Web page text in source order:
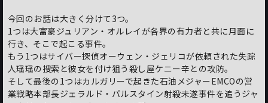
今回のお話は大きく分けて3つ。
1つは大富豪ジュリアン・オルレイが各界の有力者と共に月面に
行き、そこで起こる事件。
もう1つはサイバー探偵オーウェン・ジェリコが依頼された失踪
人瑶瑶の捜索と彼女を付け狙う殺し屋ケニー辛との攻防。
そして最後の1つはカルガリーで起きた石油メジャーEMCOの営
業戦略本部長ジェラルド・パルスタイン射殺未遂事件を追うジャ